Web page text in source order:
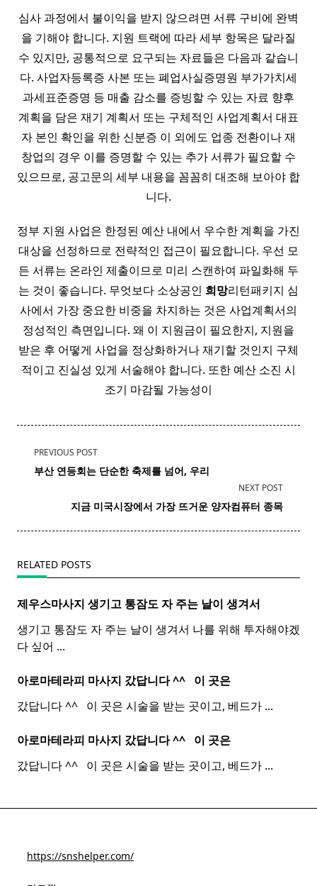
심사 과정에서 불이익을 받지 않으려면 서류 구비에 완벽
을 기해야 합니다. 지원 트랙에 따라 세부 항목은 달라질
수 있지만, 공통적으로 요구되는 자료들은 다음과 같습니
다. 사업자등록증 사본 또는 폐업사실증명원 부가가치세
과세표준증명 등 매출 감소를 증빙할 수 있는 자료 향후
계획을 담은 재기 계획서 또는 구체적인 사업계획서 대표
자 본인 확인을 위한 신분증 이 외에도 업종 전환이나 재
창업의 경우 이를 증명할 수 있는 추가 서류가 필요할 수
있으므로, 공고문의 세부 내용을 꼼꼼히 대조해 보아야 합
니다.
정부 지원 사업은 한정된 예산 내에서 우수한 계획을 가진
대상을 선정하므로 전략적인 접근이 필요합니다. 우선 모
든 서류는 온라인 제출이므로 미리 스캔하여 파일화해 두
는 것이 좋습니다. 무엇보다 소상공인 희망리턴패키지 심
사에서 가장 중요한 비중을 차지하는 것은 사업계획서의
정성적인 측면입니다. 왜 이 지원금이 필요한지, 지원을
받은 후 어떻게 사업을 정상화하거나 재기할 것인지 구체
적이고 진실성 있게 서술해야 합니다. 또한 예산 소진 시
조기 마감될 가능성이
<span
class="nav-
text">Page</span>
PREVIOUS POST
부산연등회는 단순한 축제를 넘어, 우리
NEXT POST
지금 미국시장에서 가장 뜨거운 양자컴퓨터 종목
RELATED POSTS
제우스마사지 생기고 통잠도 자 주는 날이 생겨서
생기고 통잠도 자 주는 날이 생겨서 나를 위해 투자해야겠
다 싶어 ...
아로마테라피 마사지 갔답니다 ^^ ​ ​ 이 곳은
갔답니다 ^^ ​ ​ 이 곳은 시술을 받는 곳이고, 베드가 ...
아로마테라피 마사지 갔답니다 ^^ ​ ​ 이 곳은
갔답니다 ^^ ​ ​ 이 곳은 시술을 받는 곳이고, 베드가 ...
https://snshelper.com/